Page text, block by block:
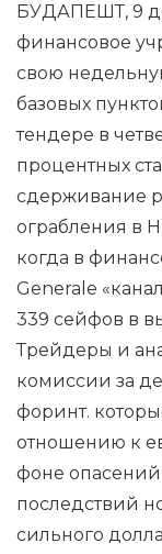
БУДАПЕШТ, 9
финансовое
свою
базовых
тендере в
процентных
сдерживание
ограбления в
когда в
Generale
339 сейфов в
Трейдеры и
комиссии за
форинт.
отношению к
фоне
последствий
сильного